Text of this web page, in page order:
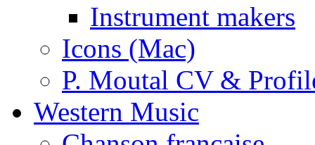
Instrument makers
Icons (Mac)
P. Moutal CV &
Western Music